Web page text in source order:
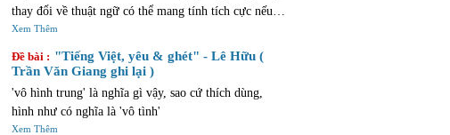
thay đổi về thuật ngữ có thể mang tính tích cực nếu
chúng vẫn giữ được mối liên hệ với truyền thống và
lịch sử địa phương. Văn bản này cũng gợi lên những
cảm xúc và suy nghĩ tương tự như những gì bạn trải
qua khi mua bất động sản. Quá trình này cũng tràn
đầy sự phấn khích và niềm vui. Điều này đặc biệt
đúng đối với các dự án mới của Al Sharq Investment
Xem Thêm
Đề bài : "Tiếng Việt, yêu & ghét" - Lê Hữu (
Trần Văn Giang ghi lại )
'vô hình trung' là nghĩa gì vậy, sao cứ thích dùng,
hình như có nghĩa là 'vô tình'
Xem Thêm